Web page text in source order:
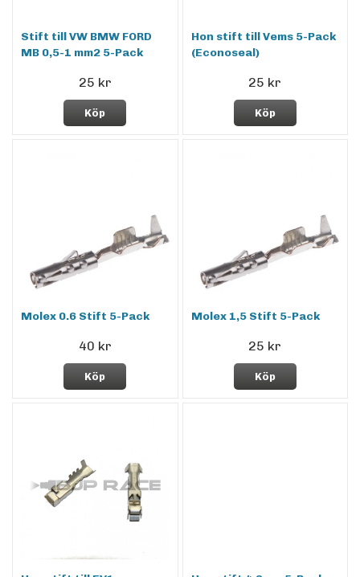
Stift till VW BMW FORD
MB 0,5-1 mm2 5-Pack
25 kr
Köp
Hon stift till Vems 5-Pack
(Econoseal)
25 kr
Köp
Molex 0.6 Stift 5-Pack
40 kr
Köp
Molex 1,5 Stift 5-Pack
25 kr
Köp